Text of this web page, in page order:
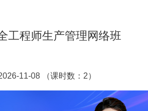
工程师生产管理网络班
11-08（课时数： 2）